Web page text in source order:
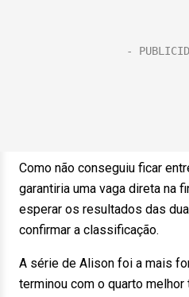
Como não conseguiu ficar
garantiria uma vaga direta na
esperar os resultados das
confirmar a classificação.
A série de Alison foi a mais
terminou com o quarto